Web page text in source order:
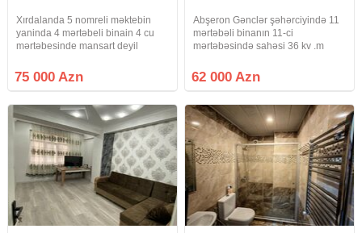
Xırdalanda 5 nomreli məktebin
yaninda 4 mərtəbeli binain 4 cu
mərtəbesinde mansart deyil
temirli qaz su işiq diamdir sənət
hələlk müqavilə mətbəx mebeli
75 000 Azn
Abşeron Gənclər şəhərciyində 11
mərtəbəli binanın 11-ci
mərtəbəsində sahəsi 36 kv .m
kupçalı, əşyalı bina evi təcili
satılır.Qaz, su, işıq, lifti
62 000 Azn